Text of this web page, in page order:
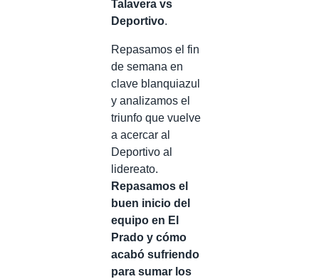
Talavera vs
Deportivo.
Repasamos el fin
de semana en
clave blanquiazul
y analizamos el
triunfo que vuelve
a acercar al
Deportivo al
lidereato.
Repasamos el
buen inicio del
equipo en El
Prado y cómo
acabó sufriendo
para sumar los